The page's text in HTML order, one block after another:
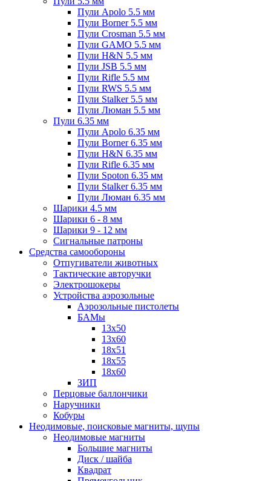
Пули Apolo 5.5 мм
Пули Borner 5.5 мм
Пули Crosman 5.5 мм
Пули GAMO 5.5 мм
Пули H&N 5.5 мм
Пули JSB 5.5 мм
Пули Rifle 5.5 мм
Пули RWS 5.5 мм
Пули Stalker 5.5 мм
Пули Люман 5.5 мм
Пули 6.35 мм
Пули Apolo 6.35 мм
Пули Borner 6.35 мм
Пули H&N 6.35 мм
Пули Rifle 6.35 мм
Пули Spoton 6.35 мм
Пули Stalker 6.35 мм
Пули Люман 6.35 мм
Шарики 4.5 мм
Шарики 6 - 8 мм
Шарики 9 - 12 мм
Сигнальные патроны
Средства самообороны
Отпугиватели животных
Тактические авторучки
Электрошокеры
Устройства аэрозольные
Аэрозольные пистолеты
БАМы
13х50
13х60
18х51
18х55
18х60
ЗИП
Перцовые баллончики
Наручники
Кобуры
Неодимовые, поисковые магниты, щупы
Неодимовые магниты
Большие магниты
Диск / шайба
Квадрат